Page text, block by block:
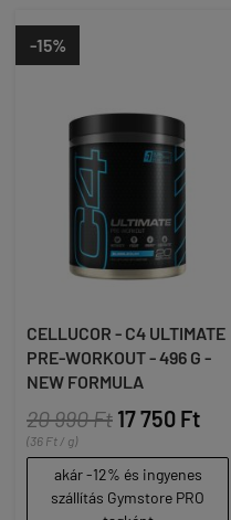
-15%
CELLUCOR - C4 ULTIMATE
PRE-WORKOUT - 496 G -
NEW FORMULA
20 990 Ft 17 750 Ft
(36 Ft / g)
akár -12% és ingyenes
szállítás Gymstore PRO